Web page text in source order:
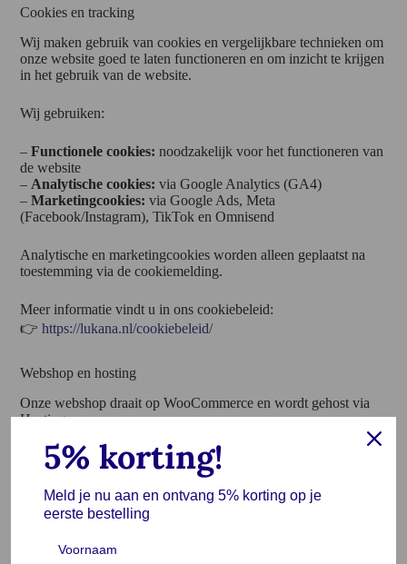
Cookies en tracking
Wij maken gebruik van cookies en vergelijkbare technieken om
onze website goed te laten functioneren en om inzicht te krijgen
in het gebruik van de website.
Wij gebruiken:
–Functionele cookies: noodzakelijk voor het functioneren van
de website
– Analytische cookies: via Google Analytics (GA4)
–Marketingcookies: via Google Ads, Meta
(Facebook/Instagram), TikTok en Omnisend
Analytische en marketingcookies worden alleen geplaatst na
toestemming via de cookiemelding.
Meer informatie vindt u in ons cookiebeleid:
👉https://lukana.nl/cookiebeleid/
Webshop en hosting
Onze webshop draait op WooCommerce en wordt gehost via
Hostinger.
Deze partijen verwerken gegevens in onze opdracht en nemen
passende beveiligingsmaatregelen, zoals SSL-encryptie.
Betalingen
Voor betalingen maken wij gebruik van:
5% korting!
Meld je nu aan en ontvang 5% korting op je
eerste bestelling